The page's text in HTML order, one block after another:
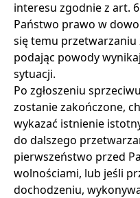
interesu zgodnie z art.
Państwo prawo w
się temu przetwarzaniu
podając powody
sytuacji.
Po zgłoszeniu
zostanie zakończone,
wykazać istnienie
do dalszego
pierwszeństwo przed
wolnościami, lub jeśli
dochodzeniu,